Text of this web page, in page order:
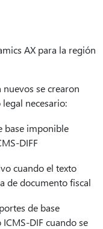
AX para la región
se crearon
necesario:
base imponible
DIFF
cuando el texto
de documento fiscal
de base
DIF cuando se